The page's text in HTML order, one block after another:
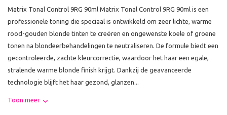
Matrix Tonal Control 9RG 90ml Matrix Tonal Control 9RG 90ml is een
professionele toning die speciaal is ontwikkeld om zeer lichte, warme
rood-gouden blonde tinten te creëren en ongewenste koele of groene
tonen na blondeerbehandelingen te neutraliseren. De formule biedt een
gecontroleerde, zachte kleurcorrectie, waardoor het haar een egale,
stralende warme blonde finish krijgt. Dankzij de geavanceerde
technologie blijft het haar gezond, glanzen...
Toon meer